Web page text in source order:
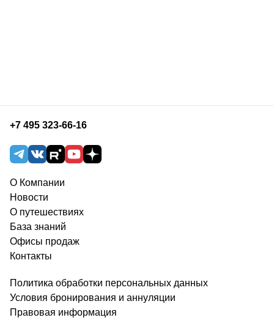
+7 495 323-66-16
О Компании
Новости
О путешествиях
База знаний
Офисы продаж
Контакты
Политика обработки персональных данных
Условия бронирования и аннуляции
Правовая информация